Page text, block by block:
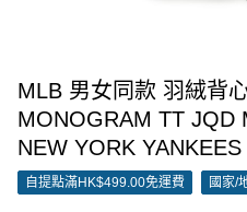
MLB 男女同款 羽絨背
MONOGRAM TT JQD
NEW YORK
自提點滿HK$499.00免運費 國家/